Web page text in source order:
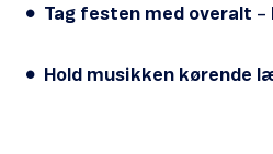
Tag festen med overalt –
Hold musikken kørende